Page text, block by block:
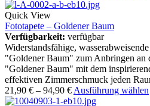
Quick View
Fototapete – Goldener Baum
Verfügbarkeit: verfügbar
Widerstandsfähige,
"Goldener Baum" zum Anbringen an
"Goldener Baum" mit dem
effektiven Zimmerschmuck jeden
21,90 € – 94,90 € Ausführung wählen